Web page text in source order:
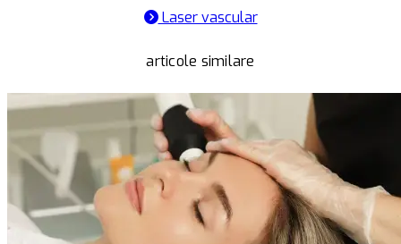
Laser vascular
articole similare